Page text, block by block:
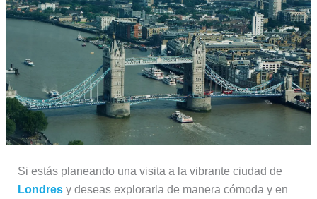
Si estás planeando una visita a la vibrante ciudad de
Londresy deseas explorarla de manera cómoda y en